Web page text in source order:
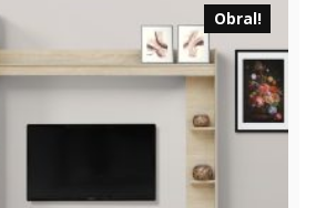
Obral!